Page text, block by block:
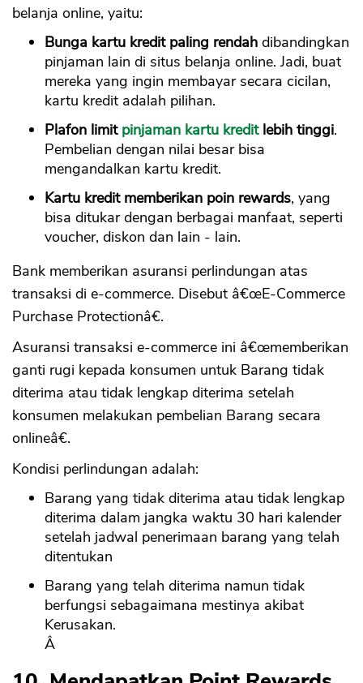
belanja online, yaitu:
Bunga kartu kredit paling rendah dibandingkan
pinjaman lain di situs belanja online. Jadi, buat
mereka yang ingin membayar secara cicilan,
kartu kredit adalah pilihan.
Plafon limit pinjaman kartu kreditlebih tinggi.
Pembelian dengan nilai besar bisa
mengandalkan kartu kredit.
Kartu kredit memberikan poin rewards, yang
bisa ditukar dengan berbagai manfaat, seperti
voucher, diskon dan lain - lain.
Bank memberikan asuransi perlindungan atas
transaksi di e-commerce. Disebut â€œE-Commerce
Purchase Protectionâ€.
Asuransi transaksi e-commerce ini â€œmemberikan
ganti rugi kepada konsumen untuk Barang tidak
diterima atau tidak lengkap diterima setelah
konsumen melakukan pembelian Barang secara
onlineâ€.
Kondisi perlindungan adalah:
Barang yang tidak diterima atau tidak lengkap
diterima dalam jangka waktu 30 hari kalender
setelah jadwal penerimaan barang yang telah
ditentukan
Barang yang telah diterima namun tidak
berfungsi sebagaimana mestinya akibat
Kerusakan.
Â